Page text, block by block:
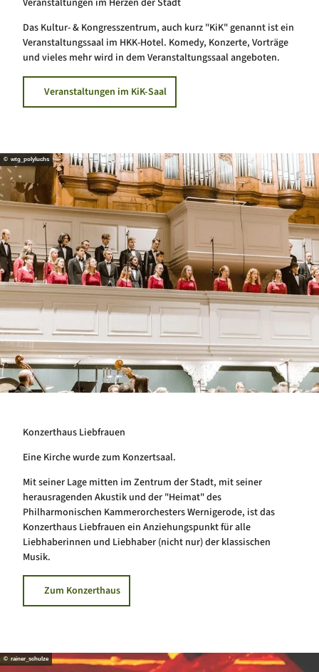
Veranstaltungen im Herzen der Stadt
Das Kultur- & Kongresszentrum, auch kurz "KiK" genannt ist ein
Veranstaltungssaal im HKK-Hotel. Komedy, Konzerte, Vorträge
und vieles mehr wird in dem Veranstaltungssaal angeboten.
Veranstaltungen im KiK-Saal
© wtg_polyluchs
Konzerthaus Liebfrauen
Eine Kirche wurde zum Konzertsaal.
Mit seiner Lage mitten im Zentrum der Stadt, mit seiner
herausragenden Akustik und der "Heimat" des
Philharmonischen Kammerorchesters Wernigerode, ist das
Konzerthaus Liebfrauen ein Anziehungspunkt für alle
Liebhaberinnen und Liebhaber (nicht nur) der klassischen
Musik.
Zum Konzerthaus
© rainer_schulze